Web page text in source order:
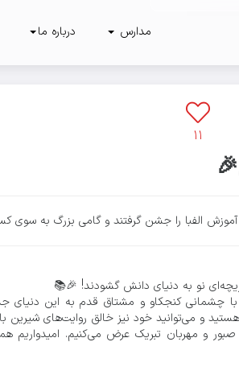
مدارس درباره ما
۱۱
آموزش الفبا را جشن گرفتند و گامی بزرگ به سوی
دریچه‌ای نو به دنیای دانش گشودند! 🎉📚
با چشمانی کنجکاو و مشتاق قدم به این دنیای
و می‌توانید خود نیز خالق روایت‌های شیرین
صبور و مهربان تبریک عرض می‌کنیم. امیدواریم